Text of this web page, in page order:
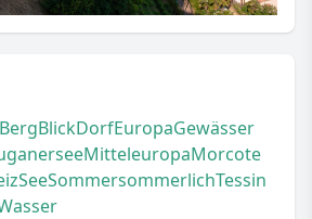
BergBlickDorfEuropaGewässer
MitteleuropaMorcote
SeeSommersommerlichTessin